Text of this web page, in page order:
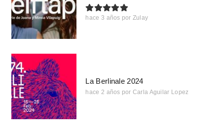
hace 3 años por Zulay
La Berlinale 2024
hace 2 años por Carla Aguilar Lopez